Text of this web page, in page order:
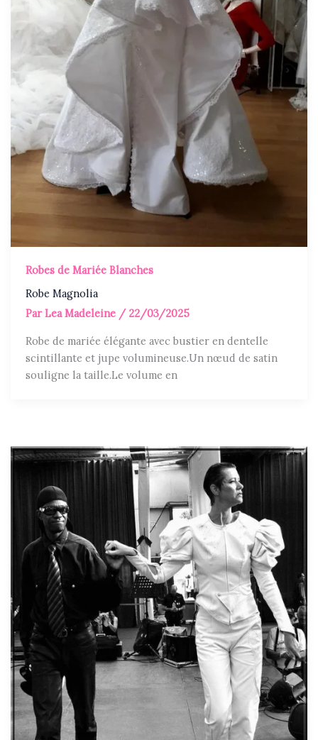
Robes de Mariée Blanches
Robe Magnolia
ParLea Madeleine / 22/03/2025
Robe de mariée élégante avec bustier en dentelle
scintillante et jupe volumineuse.Un nœud de satin
souligne la taille.Le volume en